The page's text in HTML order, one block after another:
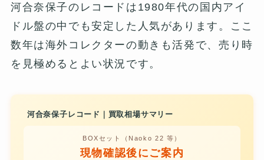
河合奈保子のレコードは1980年代の国内アイ
ドル盤の中でも安定した人気があります。ここ
数年は海外コレクターの動きも活発で、売り時
を見極めるとよい状況です。
河合奈保子レコード｜買取相場サマリー
BOXセット（Naoko 22 等）
現物確認後にご案内